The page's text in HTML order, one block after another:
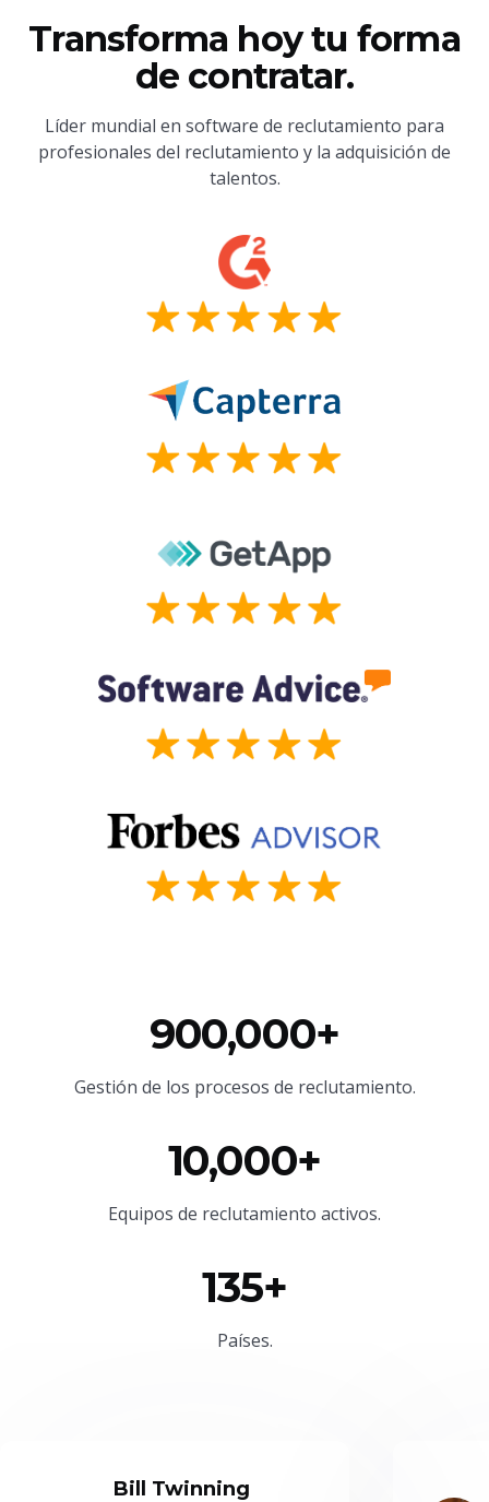
Transforma hoy tu forma
de contratar.
Líder mundial en software de reclutamiento para
profesionales del reclutamiento y la adquisición de
talentos.
900,000+
Gestión de los procesos de reclutamiento.
10,000+
Equipos de reclutamiento activos.
135+
Países.
Bill Twinning